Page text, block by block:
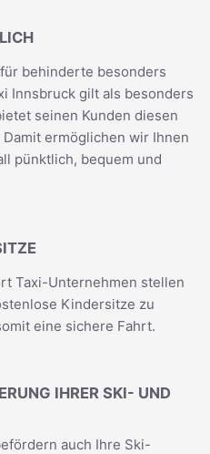
behinderte besonders
Innsbruck gilt als besonders
seinen Kunden diesen
ermöglichen wir Ihnen
pünktlich, bequem und
Taxi-Unternehmen stellen
Kindersitze zu
eine sichere Fahrt.
IHRER SKI- UND
auch Ihre Ski-